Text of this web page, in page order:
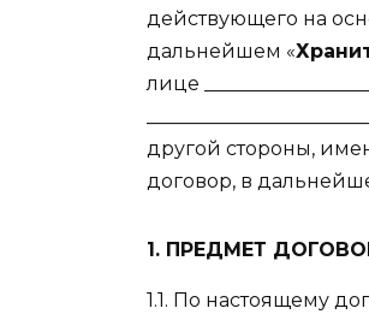
действующего на
дальнейшем «
лице
другой стороны,
договор, в
1. ПРЕДМЕТ
1.1. По настоящему